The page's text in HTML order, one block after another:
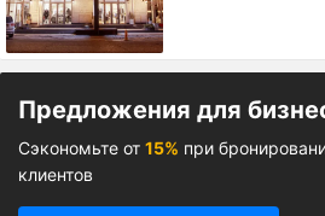
Предложения для
Сэкономьте от 15% при
клиентов